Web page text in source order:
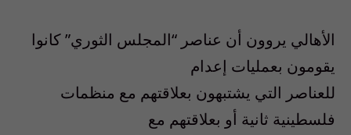
الأهالي يروون أن عناصر “المجلس الثوري” كانوا
يقومون بعمليات إعدام
للعناصر التي يشتبهون بعلاقتهم مع منظمات
فلسطينية ثانية أو بعلاقتهم مع